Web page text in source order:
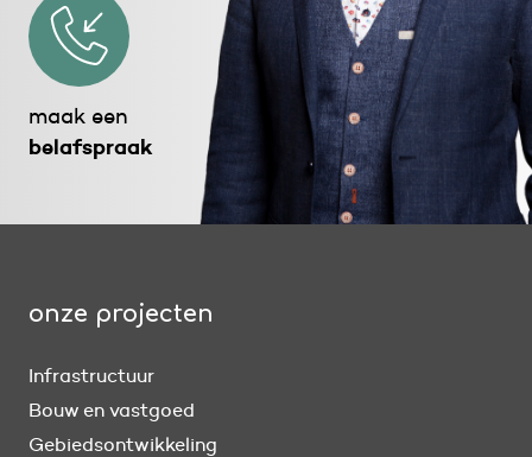
maak een
belafspraak
onze projecten
Infrastructuur
Bouw en vastgoed
Gebiedsontwikkeling